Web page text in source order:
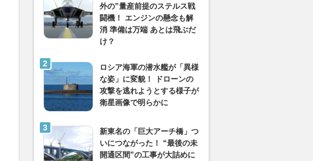
外の”量産前提のステルス戦
闘機！ エンジンの懸念も解
消 準備は万端 あとは飛ぶだ
け？
ロシア海軍の潜水艦が「異様
な姿」に変貌！ ドローンの
攻撃を逃れようとする様子が
衛星画像で明らかに
新東名の「巨大アーチ橋」つ
いにつながった！ “最後の未
開通区間”の工事が大詰めに